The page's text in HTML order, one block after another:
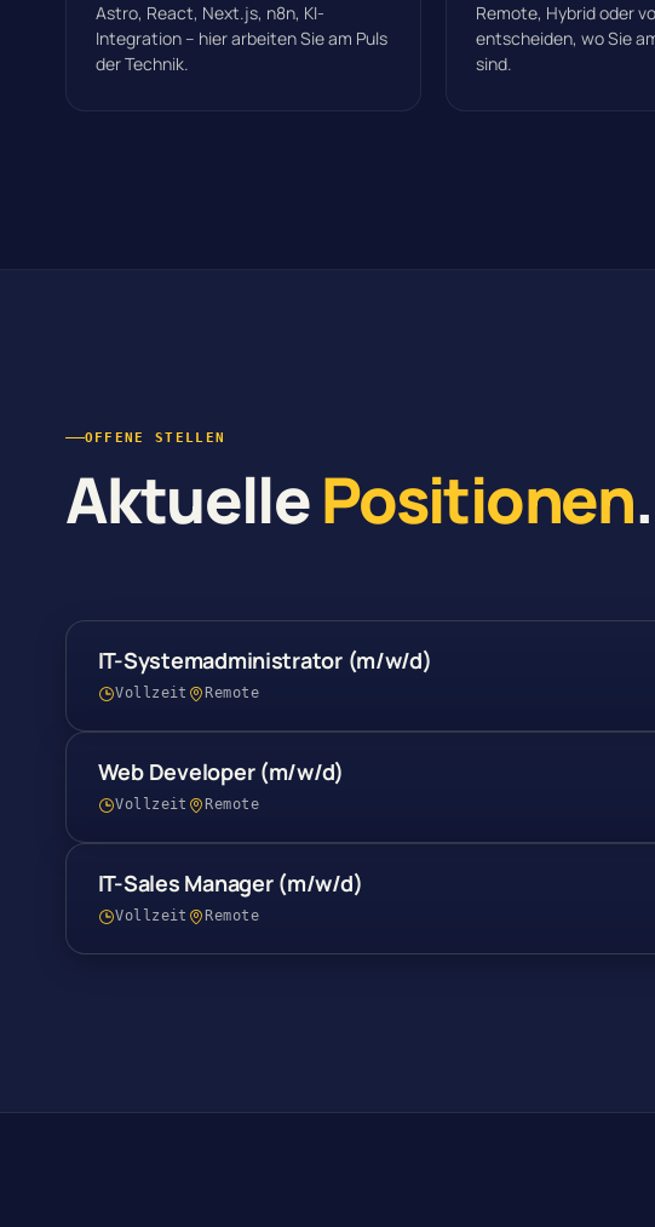
Astro, React, Next.js, n8n, KI-
Integration – hier arbeiten Sie am Puls
der Technik.
Remote, Hybrid oder
entscheiden, wo Sie
sind.
OFFENE STELLEN
AktuellePositionen.
IT-Systemadministrator (m/w/d)
Vollzeit Remote
Web Developer (m/w/d)
Vollzeit Remote
IT-Sales Manager (m/w/d)
Vollzeit Remote